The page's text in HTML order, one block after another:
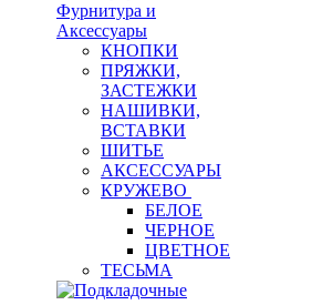
Фурнитура и
Аксессуары
КНОПКИ
ПРЯЖКИ,
ЗАСТЕЖКИ
НАШИВКИ,
ВСТАВКИ
ШИТЬЕ
АКСЕССУАРЫ
КРУЖЕВО
БЕЛОЕ
ЧЕРНОЕ
ЦВЕТНОЕ
ТЕСЬМА